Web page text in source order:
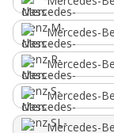
Mercedes-
Mercedes-
Mercedes-
Mercedes-